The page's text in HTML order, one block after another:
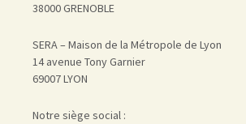
38000 GRENOBLE
SERA – Maison de la Métropole de Lyon
14 avenue Tony Garnier
69007 LYON
Notre siège social :